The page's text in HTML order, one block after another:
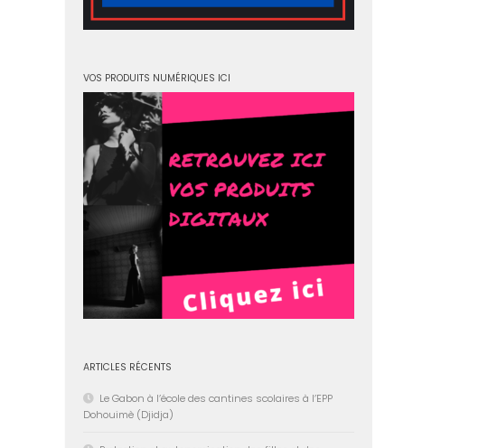
VOS PRODUITS NUMÉRIQUES ICI
ARTICLES RÉCENTS
Le Gabon à l’école des cantines scolaires à l’EPP
Dohouimè (Djidja)